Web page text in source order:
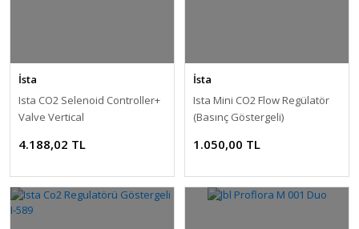
İsta
Ista CO2 Selenoid Controller+
Valve Vertical
4.188,02 TL
İsta
Ista Mini CO2 Flow Regülatör
(Basınç Göstergeli)
1.050,00 TL